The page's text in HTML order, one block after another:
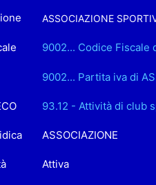
ASSOCIAZIONE
9002... Codice Fiscale
9002... Partita iva di
93.12 - Attività di club
ASSOCIAZIONE
Attiva